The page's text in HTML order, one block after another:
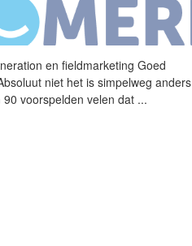
en fieldmarketing Goed
niet het is simpelweg anders
voorspelden velen dat ...